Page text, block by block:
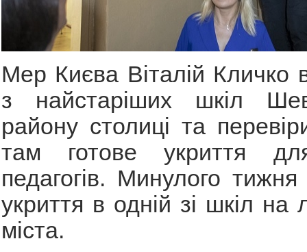
Мер Києва Віталій Кличко
з найстаріших шкіл
району столиці та
там готове укриття
педагогів. Минулого
укриття в одній зі шкіл на
міста.